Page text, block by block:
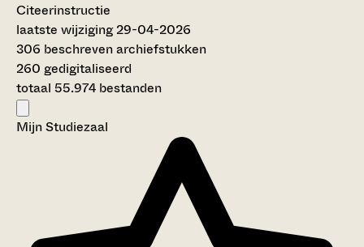
Citeerinstructie
laatste wijziging 29-04-2026
306 beschreven archiefstukken
260 gedigitaliseerd
totaal 55.974 bestanden
Mijn Studiezaal